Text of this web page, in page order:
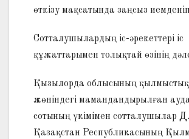
өткізу мақсатында заңсыз
Сотталушылардың іс-әрекеттері іс
құжаттарымен толықтай өзінің
Қызылорда облысының қылмыстық
жөніндегі мамандандырылған
сотының үкімімен сотталушылар
Қазақстан Республикасының